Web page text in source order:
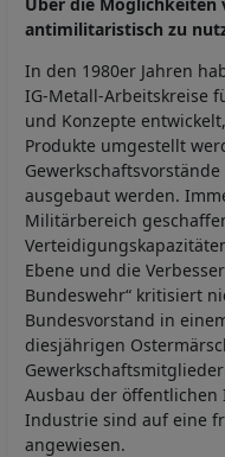
antimilitaristisch zu
In den 1980er Jahren
IG-Metall-Arbeitskreise
und Konzepte
Produkte umgestellt
ausgebaut werden.
Militärbereich
Ebene und die
Bundeswehr“ kritisiert
Bundesvorstand in
diesjährigen
Ausbau der
Industrie sind auf eine
angewiesen.